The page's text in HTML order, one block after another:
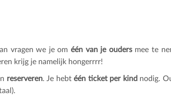
vragen we je om één van je oudersmee te
krijg je namelijk hongerrrr!
reserveren. Je hebtéén ticket per kind nodig.